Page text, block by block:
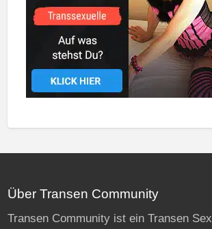
Über Transen Community
Transen Community ist ein Transen Sex